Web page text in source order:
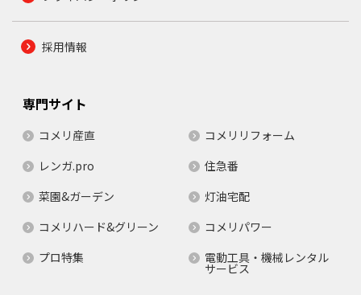
採用情報
専門サイト
コメリ産直
コメリリフォーム
レンガ.pro
住急番
菜園&ガーデン
灯油宅配
コメリハード&グリーン
コメリパワー
プロ特集
電動工具・機械レンタル
サービス